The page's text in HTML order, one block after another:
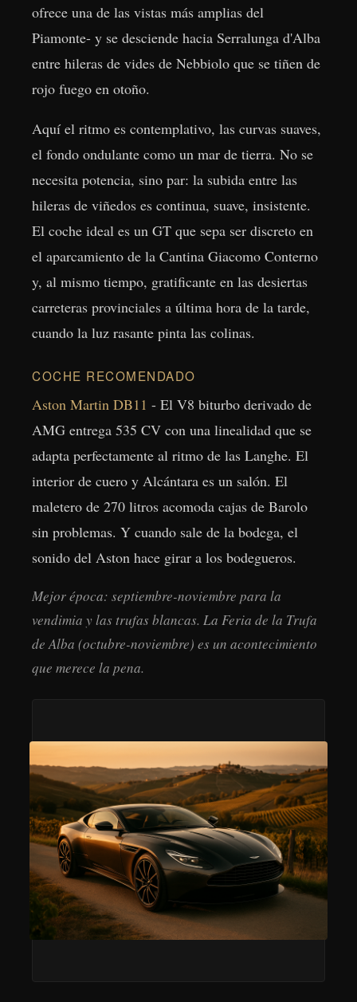
ofrece una de las vistas más amplias del
Piamonte- y se desciende hacia Serralunga d'Alba
entre hileras de vides de Nebbiolo que se tiñen de
rojo fuego en otoño.
Aquí el ritmo es contemplativo, las curvas suaves,
el fondo ondulante como un mar de tierra. No se
necesita potencia, sino par: la subida entre las
hileras de viñedos es continua, suave, insistente.
El coche ideal es un GT que sepa ser discreto en
el aparcamiento de la Cantina Giacomo Conterno
y, al mismo tiempo, gratificante en las desiertas
carreteras provinciales a última hora de la tarde,
cuando la luz rasante pinta las colinas.
COCHE RECOMENDADO
Aston Martin DB11 - El V8 biturbo derivado de
AMG entrega 535 CV con una linealidad que se
adapta perfectamente al ritmo de las Langhe. El
interior de cuero y Alcántara es un salón. El
maletero de 270 litros acomoda cajas de Barolo
sin problemas. Y cuando sale de la bodega, el
sonido del Aston hace girar a los bodegueros.
Mejor época: septiembre-noviembre para la
vendimia y las trufas blancas. La Feria de la Trufa
de Alba (octubre-noviembre) es un acontecimiento
que merece la pena.